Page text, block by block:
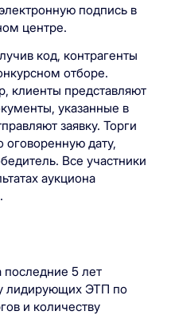
подпись в
центре.
код, контрагенты
отборе.
клиенты представляют
указанные в
заявку. Торги
оговоренную дату,
Все участники
аукциона
5 лет
лидирующих ЭТП по
и количеству